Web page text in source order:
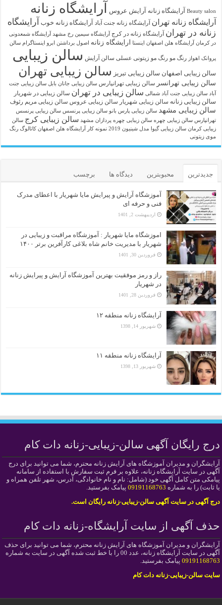
Beauty salon آرايشگاه زنانه آرایش عروس آرایشگاه زنانه
آرایشگاه زنانه تهران آرایشگاه زنانه جنت آباد آرایشگاه زنانه خوب آرایشگاه
زنانه در تهران آرایشگاه زنانه در کرج آرایشگاه سیمین رخ مشهد
آرایشگاه شمعدونی
در کرمان آرایشگاه هلن اصفهان اینستا ارایشگاه زنانه اصول برداشتن ابرو اینستاگرام سالن
پروانک اهواز رنگ مو رنگ مو زیتونی عسلی سالن آرایش سالن زیبایی
سالن زیبایی اصفهان سالن زیبایی تبریز سالن زیبایی تهران
سالن زیبایی تهرانسر سالن زیبایی تهرانپارس سالن زیبایی جانان بابل سالن زیبایی جنت
آباد سالن زیبایی جنت آباد شمالی سالن زیبایی در تهران سالن زیبایی در شهریار
سالن زیبایی زنانه سالن زیبایی شهریار سالن زیبایی عروس سالن زیبایی مریم رئوف
سالن زیبایی مشهد سالن زیبایی پارس بانو سالن زیبایی پرنسس سالن زیبایی پرنسس
تهرانپارس سالن زیبایی چهره سالن زیبایی چهره پردازان مشهد سالن زیبایی کرج سالن
زیبایی کرمان سالن زیبایی گیوا مدل شینیون 2019 نمونه کار آرایشگاه هلن اصفهان کاتالوگ رنگ
موی زیتونی
جدیدترین محبوبترین دیدگاه ها برچسب
آموزشگاه آرایش و پیرایش مایا شهریار با اعطای مدرک
فنی و حرفه ای
اردیبهشت 2, 1401
اموزشگاه مایا شهریار : آموزشگاه مراقبت و زیبایی در
شهریار با مدیریت خانم شاه بلاغی کارآفرین برتر ۱۴۰۰
فروردین 30, 1401
راز و رمز موفقیت بهترین آموزشگاه آرایش و پیرایش زنانه
در شهریار
فروردین 28, 1401
آرایشگاه زنانه منطقه ۱۲
شهریور 14, 1398
آرایشگاه زنانه منطقه ۱۱
شهریور 13, 1398
درج رایگان آگهی سالن-زیبایی-زنانه دات کام
آرایشگران و مدیران آموزشگاه های آرایش زنانه محترم، شما می توانید برای درج
آگهی در سایت آرایشگاه زنانه، علاوه بر فرم ثبت سفارش با استفاده از سامانه
پیامکی متن کامل آگهی خود (شامل: نام و نام خانوادگی، آدرس، شهر تلفن همراه و
یا ثابت) را به شماره 09191168763 پیامک بفرستید.
درج آگهی در سایت آگهی سالن-زیبایی-زنانه رایگان است.
حذف آگهی از سایت آرایشگاه-زنانه دات کام
آرایشگران و مدیران آموزشگاه های آرایش زنانه محترم، شما می توانید برای حذف
آگهی در سایت آرایشگاه زنانه، عدد 00 را با خط ثبت شده آگهی در سایت به شماره
09191168763 پیامک بفرستید.
سایت سالن-زیبایی-زنانه دات کام